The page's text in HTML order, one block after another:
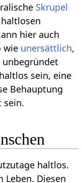
Skrupel
hier auch
wie unersättlich,
unbegründet
sein, eine
Behauptung
sein.
haltlos.
Leben. Diesen